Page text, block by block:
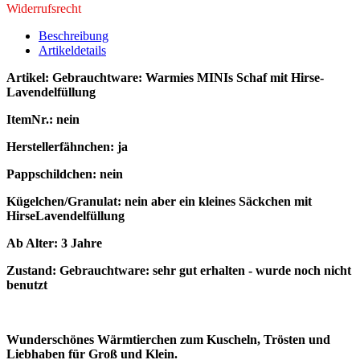
Widerrufsrecht
Beschreibung
Artikeldetails
Artikel: Gebrauchtware: Warmies MINIs Schaf mit Hirse-
Lavendelfüllung
ItemNr.: nein
Herstellerfähnchen: ja
Pappschildchen: nein
Kügelchen/Granulat: nein aber ein kleines Säckchen mit
HirseLavendelfüllung
Ab Alter: 3 Jahre
Zustand: Gebrauchtware: sehr gut erhalten - wurde noch nicht
benutzt
Wunderschönes Wärmtierchen zum Kuscheln, Trösten und
Liebhaben für Groß und Klein.